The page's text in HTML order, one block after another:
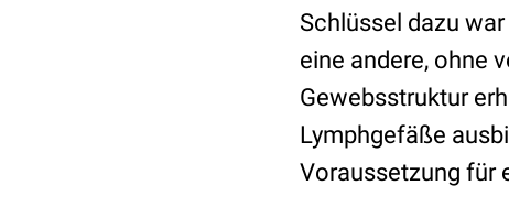
Schlüssel dazu
eine andere, ohne
Gewebsstruktur
Lymphgefäße
Voraussetzung für